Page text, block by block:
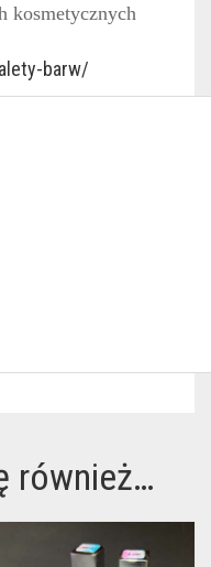
kosmetycznych
barw/
również…